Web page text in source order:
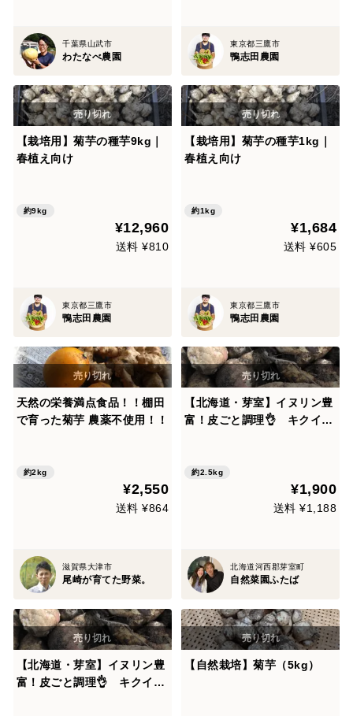
千葉県山武市
わたなべ農園
東京都三鷹市
鴨志田農園
【栽培用】菊芋の種芋9kg｜
春植え向け
約9kg
¥12,960
送料 ¥810
東京都三鷹市
鴨志田農園
【栽培用】菊芋の種芋1kg｜
春植え向け
約1kg
¥1,684
送料 ¥605
東京都三鷹市
鴨志田農園
天然の栄養満点食品！！棚田
で育った菊芋 農薬不使用！！
約2kg
¥2,550
送料 ¥864
滋賀県大津市
尾崎が育てた野菜。
【北海道・芽室】イヌリン豊
富！皮ごと調理👌 キクイ
約2.5kg
¥1,900
送料 ¥1,188
北海道河西郡芽室町
自然菜園ふたば
【北海道・芽室】イヌリン豊
富！皮ごと調理👌 キクイ
【自然栽培】菊芋（5kg）